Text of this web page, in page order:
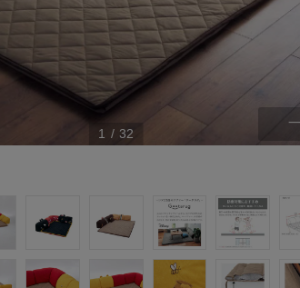
1 / 32